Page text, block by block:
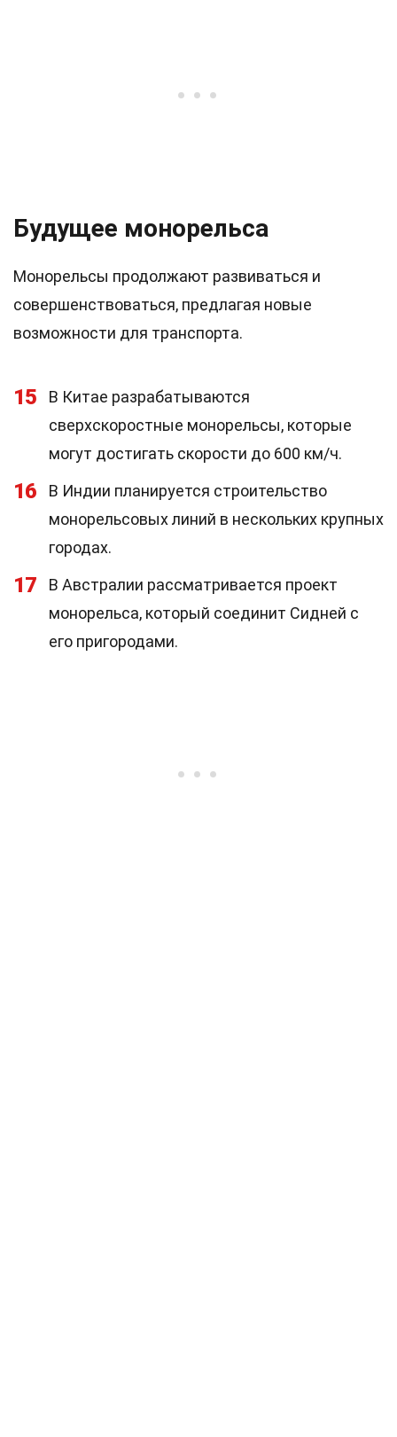
Будущее монорельса
Монорельсы продолжают развиваться и
совершенствоваться, предлагая новые
возможности для транспорта.
15
В Китае разрабатываются
сверхскоростные монорельсы, которые
могут достигать скорости до 600 км/ч.
16
В Индии планируется строительство
монорельсовых линий в нескольких крупных
городах.
17
В Австралии рассматривается проект
монорельса, который соединит Сидней с
его пригородами.